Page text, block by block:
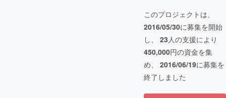
このプロジェクトは、
2016/05/30に募集を開始
し、 23人の支援により
450,000円の資金を集
め、 2016/06/19に募集を
終了しました